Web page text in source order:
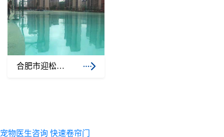
合肥市迎松路小学标准操场球场硅PU2
宠物医生咨询 快速卷帘门